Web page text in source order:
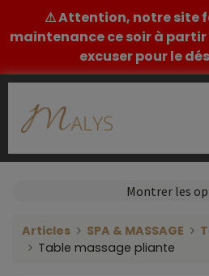
⚠ Attention, notre site
maintenance ce soir à partir
excuser pour le
Montrer les
Articles SPA & MASSAGE
Table massage pliante